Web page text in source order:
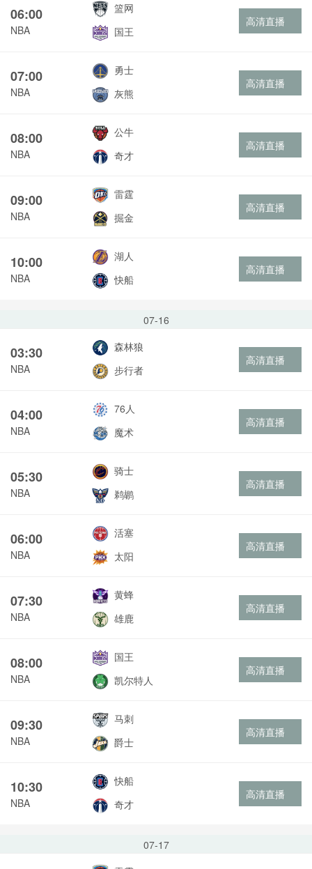
06:00
NBA
篮网
国王
高清直播
07:00
NBA
勇士
灰熊
高清直播
08:00
NBA
公牛
奇才
高清直播
09:00
NBA
雷霆
掘金
高清直播
10:00
NBA
湖人
快船
高清直播
07-16
03:30
NBA
森林狼
步行者
高清直播
04:00
NBA
76人
魔术
高清直播
05:30
NBA
骑士
鹈鹕
高清直播
06:00
NBA
活塞
太阳
高清直播
07:30
NBA
黄蜂
雄鹿
高清直播
08:00
NBA
国王
凯尔特人
高清直播
09:30
NBA
马刺
爵士
高清直播
10:30
NBA
快船
奇才
高清直播
07-17